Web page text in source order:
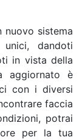
nuovo sistema
dandoti
in vista della
aggiornato è
con i diversi
faccia
potrai
per la tua